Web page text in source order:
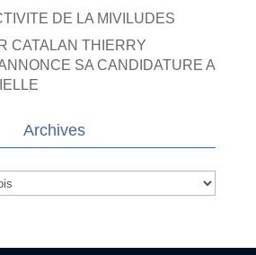
DE LA MIVILUDES
CATALAN THIERRY
SA CANDIDATURE A
Archives